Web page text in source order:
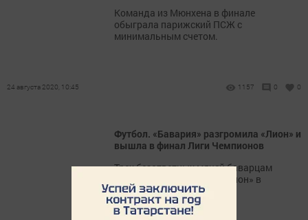
Команда из Мюнхена в финале
обыграла парижский ПСЖ с
минимальным счетом.
24 августа 2020, 10:45 1157 0 0
Футбол. «Бавария» разгромила «Лион» и
вышла в финал Лиги Чемпионов
Трех безответных мячей баварцам
хватило, чтобы пройти «Лион» в
полуфинале.